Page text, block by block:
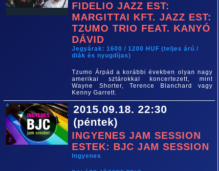
FIDELIO JAZZ EST:
MARGITTAI KFT. JAZZ EST:
TZUMO TRIO FEAT. KANYÓ
DÁVID
Jegyárak: 1600 / 1200 HUF (teljes árú /
diák és nyugdíjas)
Tzumo Árpád a korábbi években olyan nagy
amerikai sztárokkal koncertezett, mint
Wayne Shorter, Terence Blanchard vagy
Kenny Garrett.
2015.09.18. 22:30
(péntek)
INGYENES JAM SESSION
ESTEK: BJC JAM SESSION
Ingyenes